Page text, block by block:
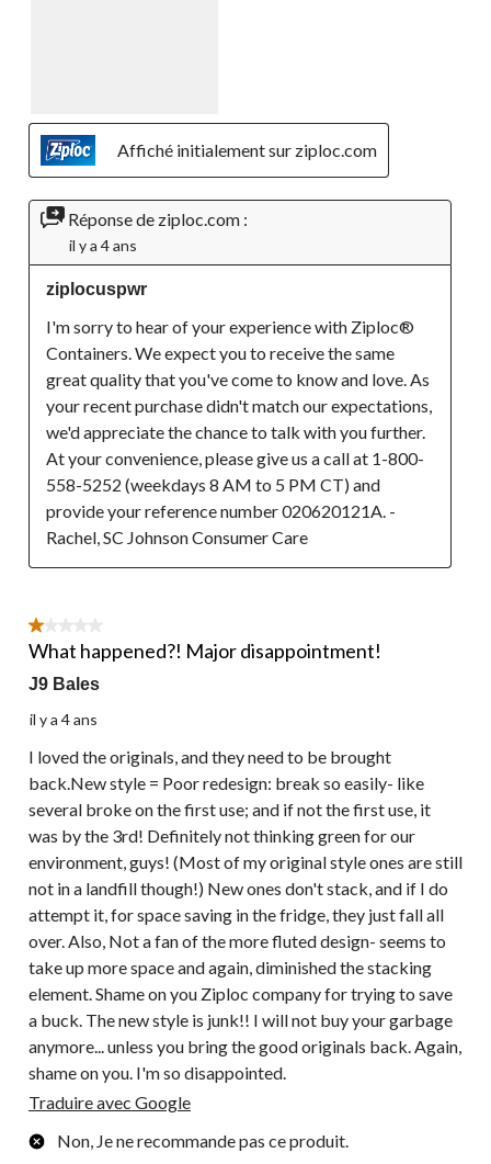
Affiché initialement sur ziploc.com
Réponse de ziploc.com :
il y a 4 ans
ziplocuspwr
I'm sorry to hear of your experience with Ziploc®
Containers. We expect you to receive the same
great quality that you've come to know and love. As
your recent purchase didn't match our expectations,
we'd appreciate the chance to talk with you further.
At your convenience, please give us a call at 1-800-
558-5252 (weekdays 8 AM to 5 PM CT) and
provide your reference number 020620121A. -
Rachel, SC Johnson Consumer Care
1 étoile(s) sur 5.
What happened?! Major disappointment!
J9 Bales
il y a 4 ans
I loved the originals, and they need to be brought
back.New style = Poor redesign: break so easily- like
several broke on the first use; and if not the first use, it
was by the 3rd! Definitely not thinking green for our
environment, guys! (Most of my original style ones are still
not in a landfill though!) New ones don't stack, and if I do
attempt it, for space saving in the fridge, they just fall all
over. Also, Not a fan of the more fluted design- seems to
take up more space and again, diminished the stacking
element. Shame on you Ziploc company for trying to save
a buck. The new style is junk!! I will not buy your garbage
anymore... unless you bring the good originals back. Again,
shame on you. I'm so disappointed.
Traduire avec Google
Non, Je ne recommande pas ce produit.